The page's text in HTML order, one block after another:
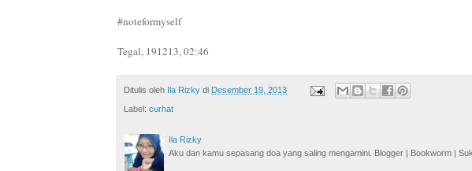
#noteformyself
Tegal, 191213, 02:46
Ditulis oleh Ila Rizky di Desember 19, 2013
Label: curhat
Ila Rizky
Aku dan kamu sepasang doa yang saling mengamini. Blogger | Bookworm |